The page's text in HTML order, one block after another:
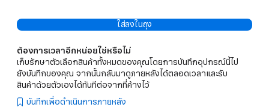
ใส่ลงในถุง
ต้องการเวลาอีกหน่อยใช่หรือไม่
เก็บรักษาตัวเลือกสินค้าทั้งหมดของคุณโดยการบันทึกอุปกรณ์นี้ไป
ยังบันทึกของคุณ จากนั้นกลับมาดูภายหลังได้ตลอดเวลาและรับ
สินค้าด้วยตัวเองได้ทันทีต่อจากที่ค้างไว้
บันทึกเพื่อดำเนินการภายหลัง